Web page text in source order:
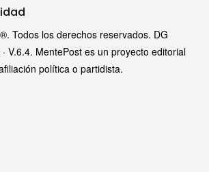
Todos los derechos reservados. DG
V.6.4. MentePost es un proyecto editorial
política o partidista.